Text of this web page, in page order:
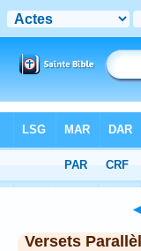
Chapitre 13> Verset 49
Versets